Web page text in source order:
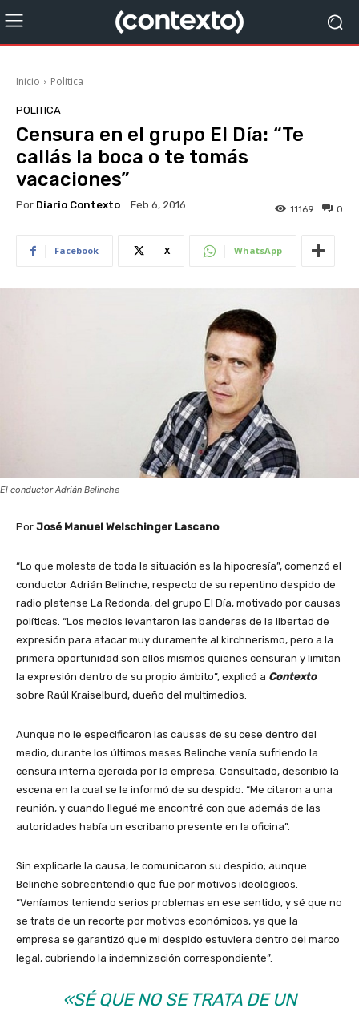
Inicio Politica
POLITICA
Censura en el grupo El Día: “Te
callás la boca o te tomás
vacaciones”
Por Diario Contexto Feb 6, 2016 0
11169
Facebook X WhatsApp
El conductor Adrián Belinche
Por José Manuel Welschinger Lascano
“Lo que molesta de toda la situación es la hipocresía”, comenzó el
conductor Adrián Belinche, respecto de su repentino despido de
radio platense La Redonda, del grupo El Día, motivado por causas
políticas. “Los medios levantaron las banderas de la libertad de
expresión para atacar muy duramente al kirchnerismo, pero a la
primera oportunidad son ellos mismos quienes censuran y limitan
la expresión dentro de su propio ámbito”, explicó a Contexto
sobre Raúl Kraiselburd, dueño del multimedios.
Aunque no le especificaron las causas de su cese dentro del
medio, durante los últimos meses Belinche venía sufriendo la
censura interna ejercida por la empresa. Consultado, describió la
escena en la cual se le informó de su despido. “Me citaron a una
reunión, y cuando llegué me encontré con que además de las
autoridades había un escribano presente en la oficina”.
Sin explicarle la causa, le comunicaron su despido; aunque
Belinche sobreentendió que fue por motivos ideológicos.
“Veníamos teniendo serios problemas en ese sentido, y sé que no
se trata de un recorte por motivos económicos, ya que la
empresa se garantizó que mi despido estuviera dentro del marco
legal, cubriendo la indemnización correspondiente”.
«SÉ QUE NO SE TRATA DE UN